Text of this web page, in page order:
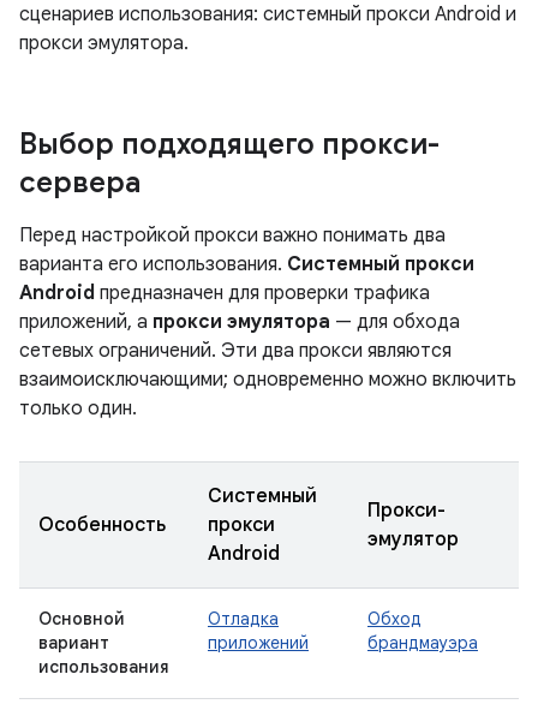
сценариев использования: системный прокси Android и
прокси эмулятора.
Выбор подходящего прокси-
сервера
Перед настройкой прокси важно понимать два
варианта его использования. Системный прокси
Android предназначен для проверки трафика
приложений, а прокси эмулятора — для обхода
сетевых ограничений. Эти два прокси являются
взаимоисключающими; одновременно можно включить
только один.
Особенность
Системный
прокси
Android
Прокси-
эмулятор
Основной
вариант
использования
Отладка
приложений
Обход
брандмауэра